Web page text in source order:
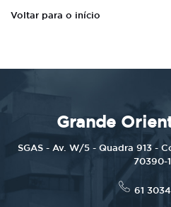
Voltar para o início
Grande
SGAS - Av. W/5 - Quadra 913 -
70390-
61